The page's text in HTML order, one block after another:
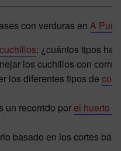
con verduras en A
cuchillos: ¿cuántos tipos
los cuchillos con
los diferentes tipos de
un recorrido por el huerto
basado en los cortes